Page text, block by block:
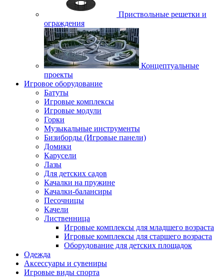
Приствольные решетки и
ограждения
Концептуальные
проекты
Игровое оборудование
Батуты
Игровые комплексы
Игровые модули
Горки
Музыкальные инструменты
Бизиборды (Игровые панели)
Домики
Карусели
Лазы
Для детских садов
Качалки на пружине
Качалки-балансиры
Песочницы
Качели
Лиственница
Игровые комплексы для младшего возраста
Игровые комплексы для старшего возраста
Оборудование для детских площадок
Одежда
Аксессуары и сувениры
Игровые виды спорта